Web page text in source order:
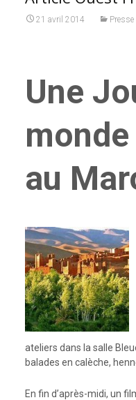
21 avril 2014 Presse
Une
au
ateliers dans la salle
balades en calèche,
En fin d’après-midi, un